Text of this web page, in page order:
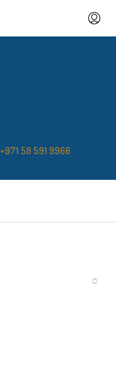
+971 58 591 9966